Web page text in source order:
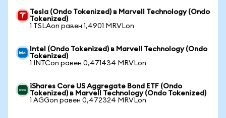
Tesla (Ondo Tokenized) в Marvell Technology (Ondo
Tokenized)
1 TSLAon равен 1,4901 MRVLon
Intel (Ondo Tokenized) в Marvell Technology (Ondo
Tokenized)
1 INTCon равен 0,471434 MRVLon
iShares Core US Aggregate Bond ETF (Ondo
Tokenized) в Marvell Technology (Ondo Tokenized)
1 AGGon равен 0,472324 MRVLon